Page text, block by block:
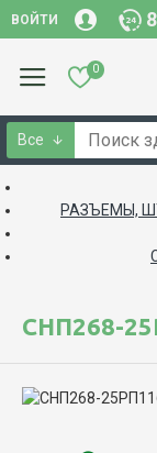
ВОЙТИ
0
Все
РАЗЪЕМЫ,
СНП268-